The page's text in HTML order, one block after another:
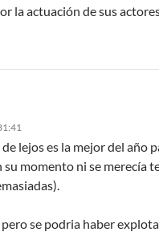
la actuación de sus
lejos es la mejor del año
su momento ni se merecía
se podria haber